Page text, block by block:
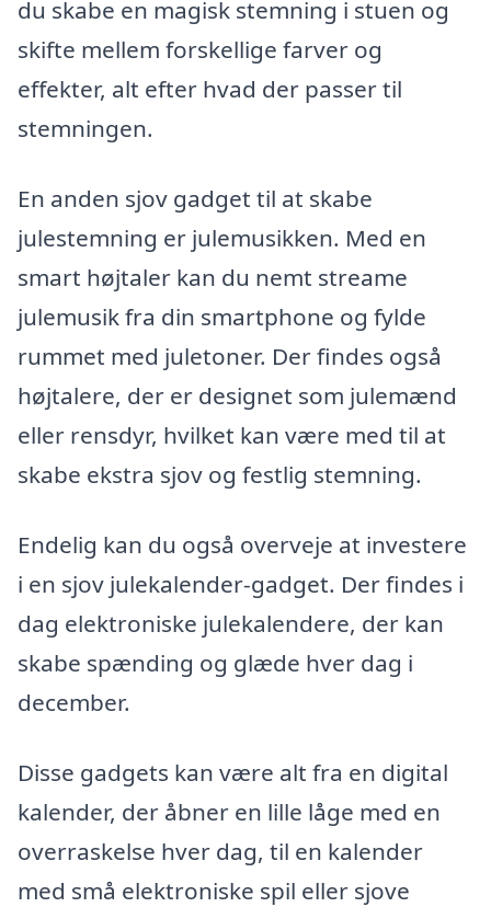
du skabe en magisk stemning i stuen og
skifte mellem forskellige farver og
effekter, alt efter hvad der passer til
stemningen.
En anden sjov gadget til at skabe
julestemning er julemusikken. Med en
smart højtaler kan du nemt streame
julemusik fra din smartphone og fylde
rummet med juletoner. Der findes også
højtalere, der er designet som julemænd
eller rensdyr, hvilket kan være med til at
skabe ekstra sjov og festlig stemning.
Endelig kan du også overveje at investere
i en sjov julekalender-gadget. Der findes i
dag elektroniske julekalendere, der kan
skabe spænding og glæde hver dag i
december.
Disse gadgets kan være alt fra en digital
kalender, der åbner en lille låge med en
overraskelse hver dag, til en kalender
med små elektroniske spil eller sjove